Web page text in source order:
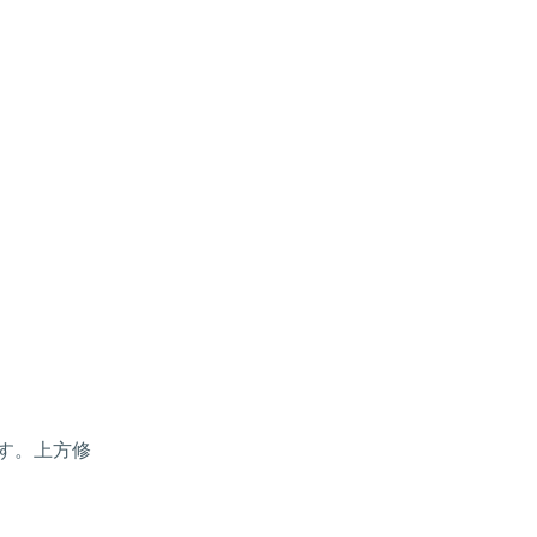
。上方修